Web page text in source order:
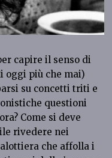
capire il senso di
oggi più che mai)
su concetti triti e
questioni
Come si deve
rivedere nei
che affolla i